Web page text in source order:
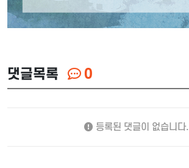
댓글목록 0
등록된 댓글이 없습니다.